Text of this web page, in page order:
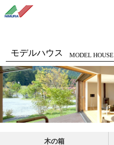
モデルハウス MODEL HOUSE
木の箱